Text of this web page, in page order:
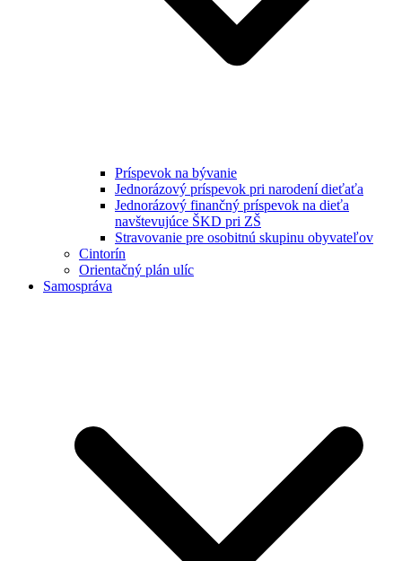
Príspevok na bývanie
Jednorázový príspevok pri narodení dieťaťa
Jednorázový finančný príspevok na dieťa
navštevujúce ŠKD pri ZŠ
Stravovanie pre osobitnú skupinu obyvateľov
Cintorín
Orientačný plán ulíc
Samospráva